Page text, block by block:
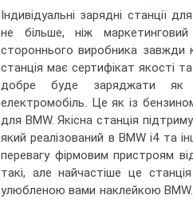
Індивідуальні зарядні станції
не більше, ніж маркетинговий
стороннього виробника завжди
станція має сертифікат якості
добре буде заряджати як
електромобіль. Це як із
для BMW. Якісна станція
який реалізований в BMW i4 та
перевагу фірмовим пристроям
такі, але найчастіше це
улюбленою вами наклейкою